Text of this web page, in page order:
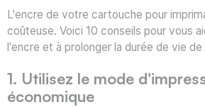
L'encre de votre cartouche pour
coûteuse. Voici 10 conseils pour vous
l'encre et à prolonger la durée de vie
1. Utilisez le mode
économique